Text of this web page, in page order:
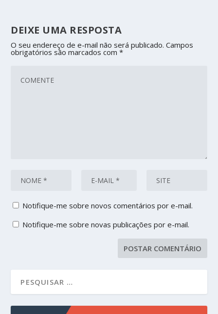
DEIXE UMA RESPOSTA
O seu endereço de e-mail não será publicado. Campos
obrigatórios são marcados com*
Notifique-me sobre novos comentários por e-mail.
Notifique-me sobre novas publicações por e-mail.